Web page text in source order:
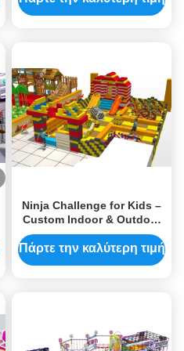
Ninja Challenge for Kids –
Custom Indoor & Outdoor
Obstacle Course Tongyao
Πάρτε την καλύτερη τιμή